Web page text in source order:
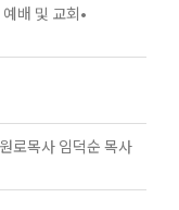
배 및 교회•
로목사 임덕순 목사